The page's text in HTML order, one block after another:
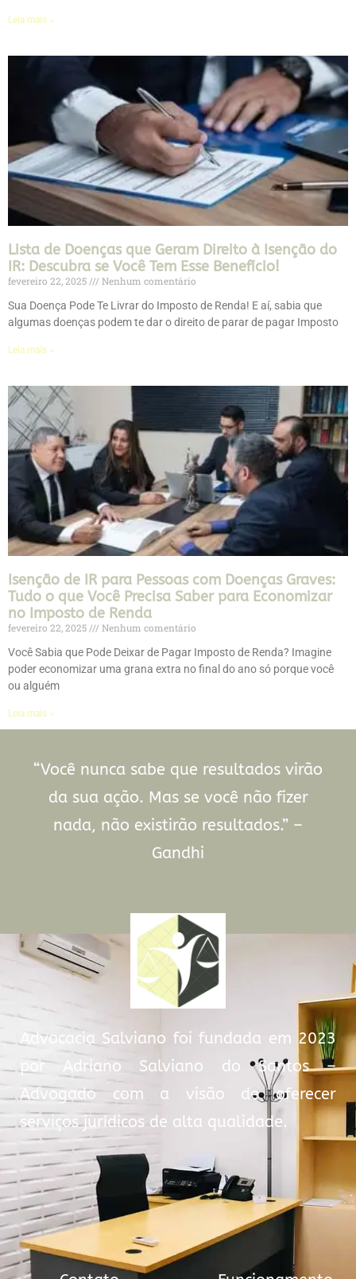
Leia mais »
Lista de Doenças que Geram Direito à Isenção do
IR: Descubra se Você Tem Esse Benefício!
fevereiro 22, 2025
Nenhum comentário
Sua Doença Pode Te Livrar do Imposto de Renda! E aí, sabia que
algumas doenças podem te dar o direito de parar de pagar Imposto
Leia mais »
Isenção de IR para Pessoas com Doenças Graves:
Tudo o que Você Precisa Saber para Economizar
no Imposto de Renda
fevereiro 22, 2025
Nenhum comentário
Você Sabia que Pode Deixar de Pagar Imposto de Renda? Imagine
poder economizar uma grana extra no final do ano só porque você
ou alguém
Leia mais »
“Você nunca sabe que resultados virão
da sua ação. Mas se você não fizer
nada, não existirão resultados.” –
Gandhi
Advocacia Salviano foi fundada em 2023
por Adriano Salviano do Santos –
Advogado com a visão de oferecer
serviços jurídicos de alta qualidade.